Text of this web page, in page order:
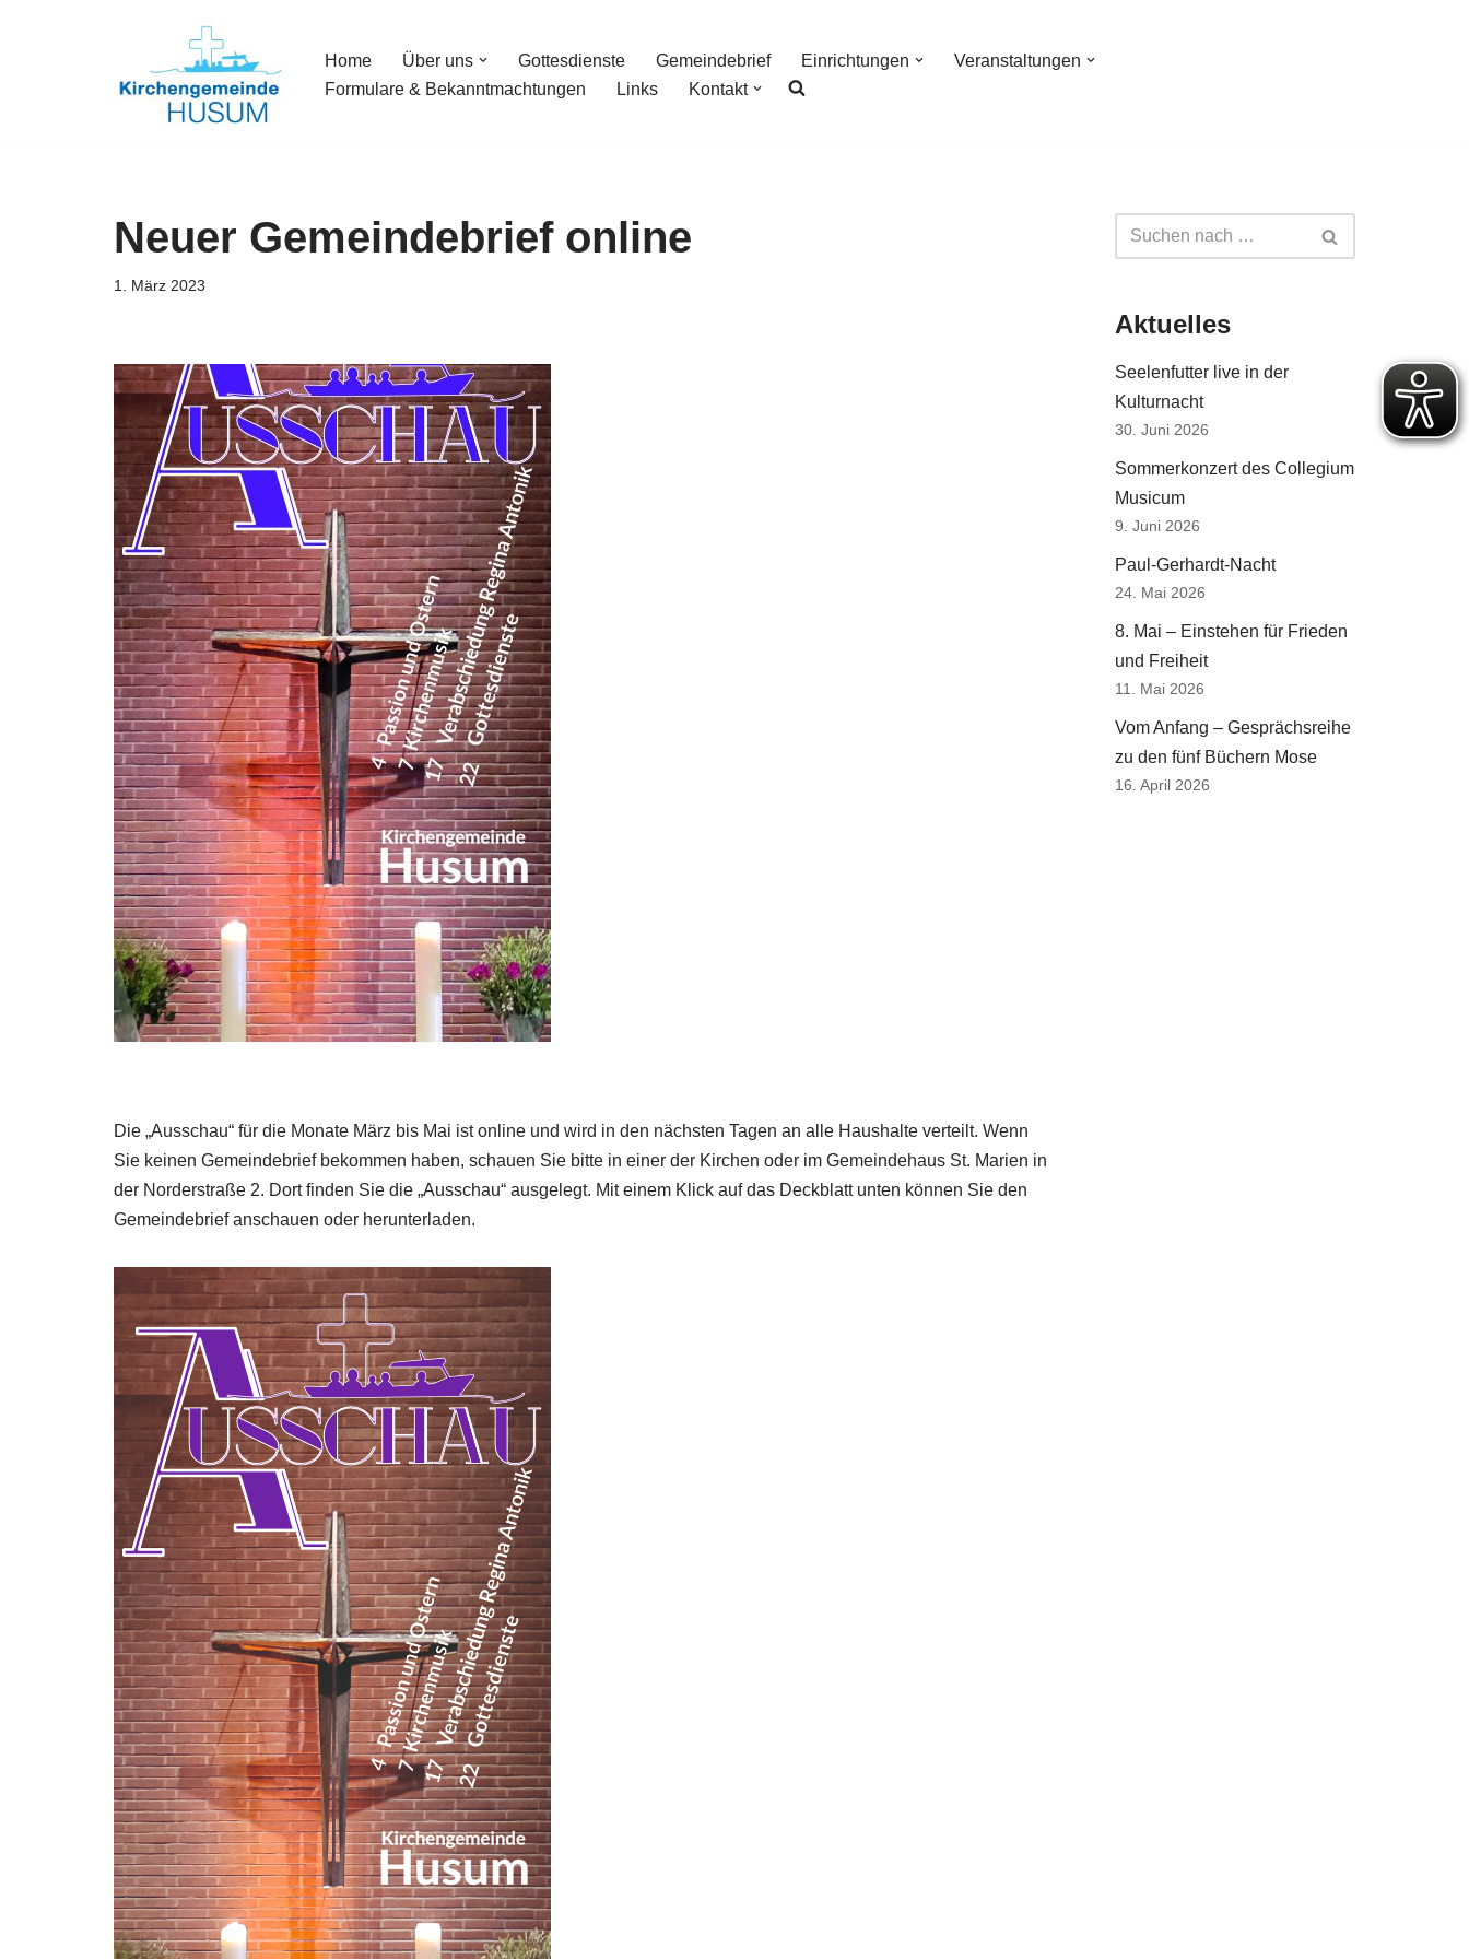
Home Über uns Gottesdienste Gemeindebrief Einrichtungen
Veranstaltungen
Formulare & Bekanntmachtungen
Links Kontakt
Neuer Gemeindebrief online
1. März 2023
Die „Ausschau“ für die Monate März bis Mai ist online und wird in den nächsten Tagen an alle Haushalte verteilt. Wenn
Sie keinen Gemeindebrief bekommen haben, schauen Sie bitte in einer der Kirchen oder im Gemeindehaus St. Marien in
der Norderstraße 2. Dort finden Sie die „Ausschau“ ausgelegt. Mit einem Klick auf das Deckblatt unten können Sie den
Gemeindebrief anschauen oder herunterladen.
Aktuelles
Seelenfutter live in der
Kulturnacht
30. Juni 2026
Sommerkonzert des Collegium
Musicum
9. Juni 2026
Paul-Gerhardt-Nacht
24. Mai 2026
8. Mai – Einstehen für Frieden
und Freiheit
11. Mai 2026
Vom Anfang – Gesprächsreihe
zu den fünf Büchern Mose
16. April 2026